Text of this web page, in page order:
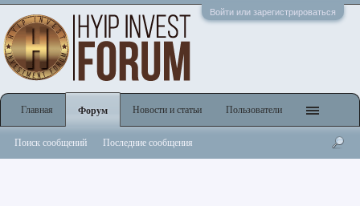
Войти или зарегистрироваться
Главная Форум
Поиск сообщений Последние сообщения
Новости и статьи Пользователи